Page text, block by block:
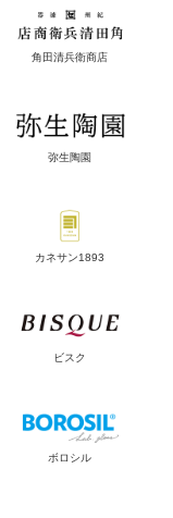
角田清兵衛商店
弥生陶園
カネサン1893
ビスク
ボロシル